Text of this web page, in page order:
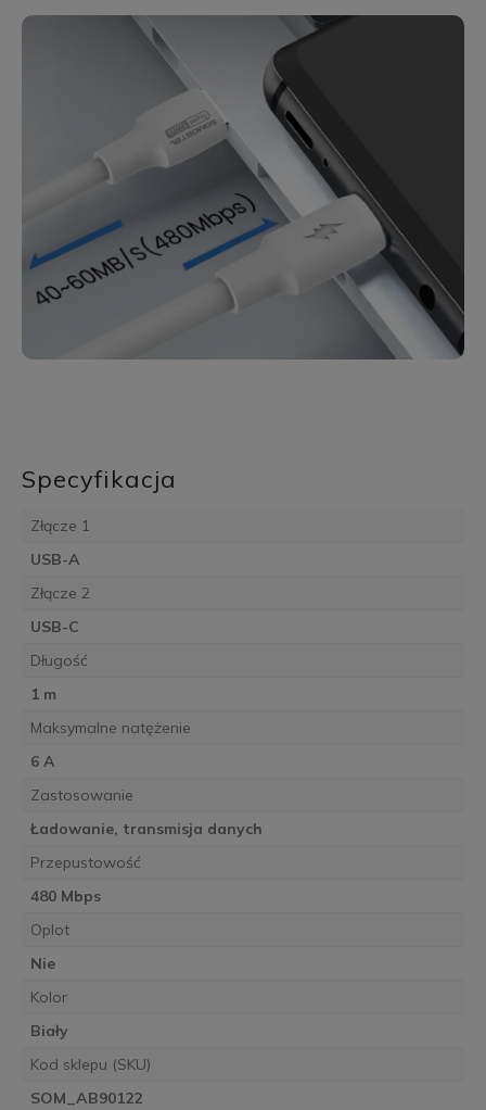
Specyfikacja
Złącze 1
USB-A
Złącze 2
USB-C
Długość
1 m
Maksymalne natężenie
6 A
Zastosowanie
Ładowanie, transmisja danych
Przepustowość
480 Mbps
Oplot
Nie
Kolor
Biały
Kod sklepu (SKU)
SOM_AB90122